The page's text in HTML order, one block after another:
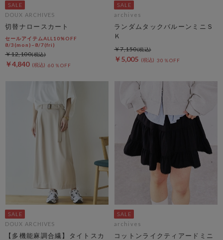
DOUX ARCHIVES
切替ナロースカート
セールアイテムALL10%OFF
8/3(mon)~8/7(fri)
￥4,840 60％OFF
￥12,100
archives
ランダムタックバルーンミニＳ
Ｋ
￥5,005 30％OFF
￥7,150
DOUX ARCHIVES
【多機能麻調合繊】タイトスカ
archives
コットンライクティアードミニ